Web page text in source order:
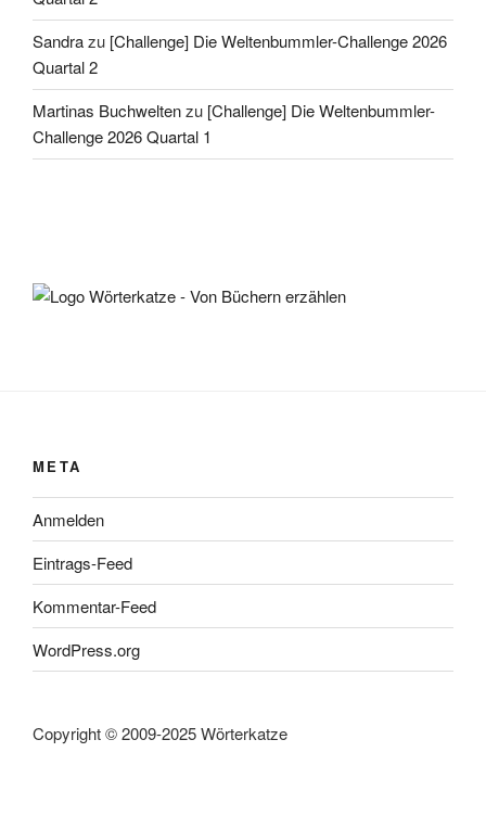
Sandrazu [Challenge] Die Weltenbummler-Challenge 2026
Quartal 2
Martinas Buchweltenzu [Challenge] Die Weltenbummler-
Challenge 2026 Quartal 1
META
Anmelden
Eintrags-Feed
Kommentar-Feed
WordPress.org
Copyright © 2009-2025 Wörterkatze